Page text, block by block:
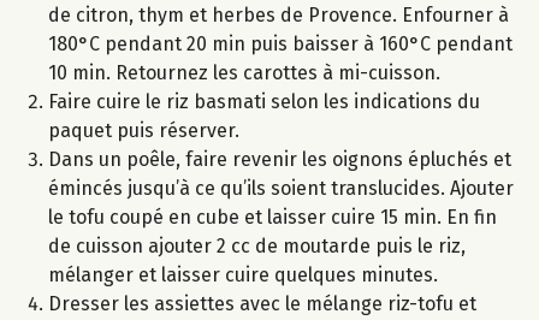
de citron, thym et herbes de Provence. Enfourner à
180°C pendant 20 min puis baisser à 160°C pendant
10 min. Retournez les carottes à mi-cuisson.
Faire cuire le riz basmati selon les indications du
paquet puis réserver.
Dans un poêle, faire revenir les oignons épluchés et
émincés jusqu’à ce qu’ils soient translucides. Ajouter
le tofu coupé en cube et laisser cuire 15 min. En fin
de cuisson ajouter 2 cc de moutarde puis le riz,
mélanger et laisser cuire quelques minutes.
Dresser les assiettes avec le mélange riz-tofu et